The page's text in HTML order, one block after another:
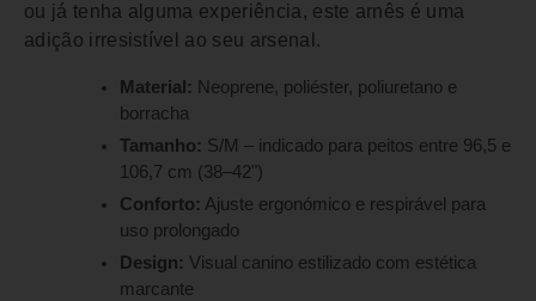
ou já tenha alguma experiência, este arnês é uma
adição irresistível ao seu arsenal.
Material: Neoprene, poliéster, poliuretano e
borracha
Tamanho: S/M – indicado para peitos entre 96,5 e
106,7 cm (38–42")
Conforto: Ajuste ergonómico e respirável para
uso prolongado
Design: Visual canino estilizado com estética
marcante